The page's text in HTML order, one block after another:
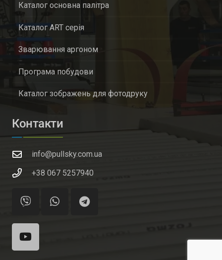
Каталог основна палітра
Каталог ART серія
Зварювання аргоном
Програма побудови
Каталог зображень для фотодруку
Контакти
info@pullsky.com.ua
+38 067 5257940